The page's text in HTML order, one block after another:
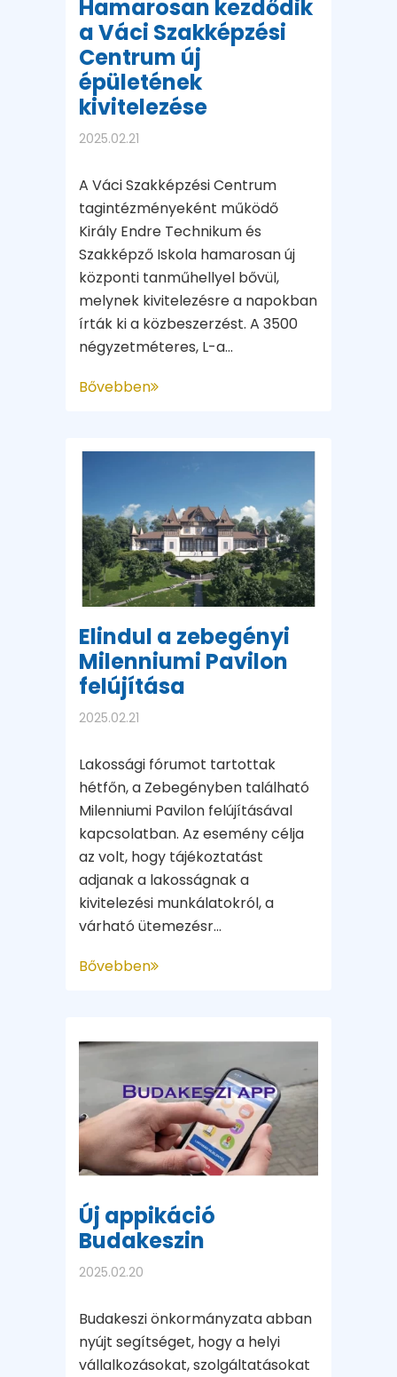
Hamarosan kezdődik
a Váci Szakképzési
Centrum új
épületének
kivitelezése
2025.02.21
A Váci Szakképzési Centrum
tagintézményeként működő
Király Endre Technikum és
Szakképző Iskola hamarosan új
központi tanműhellyel bővül,
melynek kivitelezésre a napokban
írták ki a közbeszerzést. A 3500
négyzetméteres, L-a...
Bővebben
Elindul a zebegényi
Milenniumi Pavilon
felújítása
2025.02.21
Lakossági fórumot tartottak
hétfőn, a Zebegényben található
Milenniumi Pavilon felújításával
kapcsolatban. Az esemény célja
az volt, hogy tájékoztatást
adjanak a lakosságnak a
kivitelezési munkálatokról, a
várható ütemezésr...
Bővebben
Új appikáció
Budakeszin
2025.02.20
Budakeszi önkormányzata abban
nyújt segítséget, hogy a helyi
vállalkozásokat, szolgáltatásokat